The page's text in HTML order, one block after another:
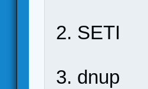
2. SETI
3. dnup